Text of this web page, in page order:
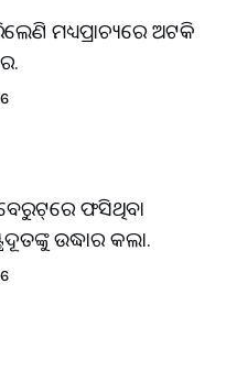
ମଧ୍ୟପ୍ରାଚ୍ୟରେ ଅଟକି
ଫସିଥିବା
ଉଦ୍ଧାର କଲା.